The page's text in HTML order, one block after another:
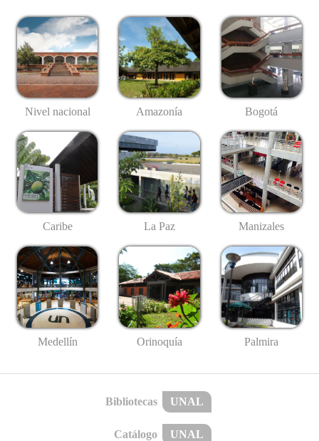
Nivel nacional Amazonía Bogotá
Caribe La Paz Manizales
Medellín Orinoquía Palmira
Bibliotecas UNAL
Catálogo UNAL